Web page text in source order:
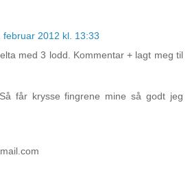
februar 2012 kl. 13:33
med 3 lodd. Kommentar + lagt meg til
får krysse fingrene mine så godt jeg